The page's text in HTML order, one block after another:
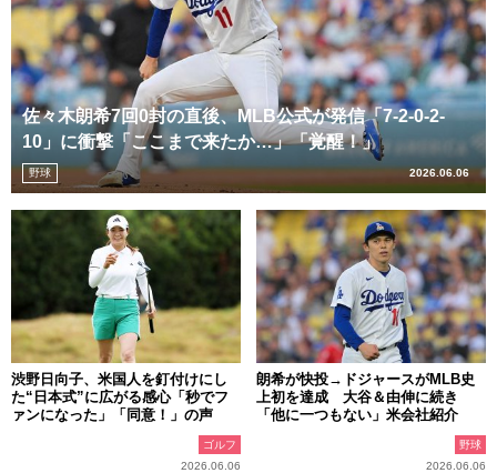
佐々木朗希7回0封の直後、MLB公式が発信「7-2-0-2-
10」に衝撃「ここまで来たか…」「覚醒！」
野球 2026.06.06
渋野日向子、米国人を釘付けにし
た“日本式”に広がる感心「秒でフ
ァンになった」「同意！」の声
ゴルフ
2026.06.06
朗希が快投→ドジャースがMLB史
上初を達成 大谷＆由伸に続き
「他に一つもない」米会社紹介
野球
2026.06.06